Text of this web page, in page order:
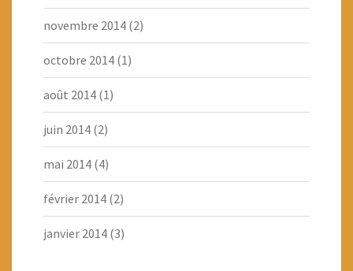
novembre 2014 (2)
octobre 2014 (1)
août 2014 (1)
juin 2014 (2)
mai 2014 (4)
février 2014 (2)
janvier 2014 (3)